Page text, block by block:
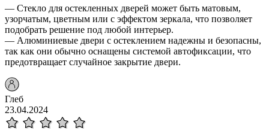
— Стекло для остекленных дверей может быть матовым,
узорчатым, цветным или с эффектом зеркала, что позволяет
подобрать решение под любой интерьер.
— Алюминиевые двери с остеклением надежны и безопасны,
так как они обычно оснащены системой автофиксации, что
предотвращает случайное закрытие двери.
Глеб
23.04.2024